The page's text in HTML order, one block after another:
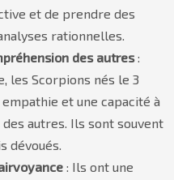
et de prendre des
rationnelles.
des autres:
les Scorpions nés le 3
et une capacité à
autres. Ils sont souvent
dévoués.
: Ils ont une